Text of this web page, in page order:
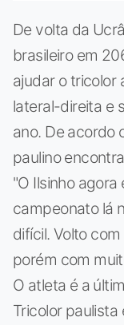
De volta da
brasileiro em
ajudar o tricolor
lateral-direita e
ano. De acordo
paulino
"O Ilsinho
campeonato lá
difícil. Volto
porém com
O atleta é a
Tricolor